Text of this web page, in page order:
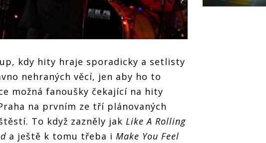
kdy hity hraje sporadicky a setlisty
nehraných věcí, jen aby ho to
možná fanoušky čekající na hity
na prvním ze tří plánovaných
To když zazněly jak Like A Rolling
a ještě k tomu třeba i Make You Feel